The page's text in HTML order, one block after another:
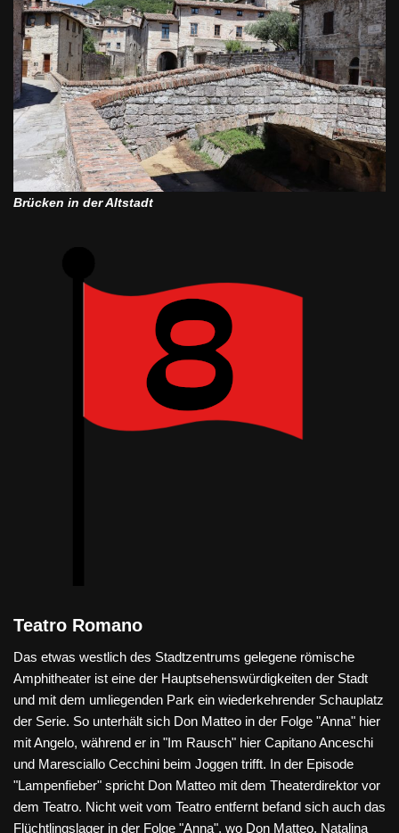
Brücken in der Altstadt
Teatro Romano
Das etwas westlich des Stadtzentrums gelegene römische
Amphitheater ist eine der Hauptsehenswürdigkeiten der Stadt
und mit dem umliegenden Park ein wiederkehrender Schauplatz
der Serie. So unterhält sich Don Matteo in der Folge "Anna" hier
mit Angelo, während er in "Im Rausch" hier Capitano Anceschi
und Maresciallo Cecchini beim Joggen trifft. In der Episode
"Lampenfieber" spricht Don Matteo mit dem Theaterdirektor vor
dem Teatro. Nicht weit vom Teatro entfernt befand sich auch das
Flüchtlingslager in der Folge "Anna", wo Don Matteo, Natalina